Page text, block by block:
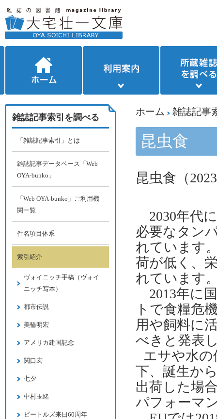
ホーム 雑誌記事
昆虫食
昆虫食（2023
2030年代
必要なタン
れています
荷が低く、
れています
2013年に
トで食糧危
用や飼料に
べきと発表
エサや水
下、誕生か
出荷した場
パフォーマ
雑誌記事索引を調べる
「雑誌記事索引」とは
雑誌記事データベース「Web
OYA-bunko」
「Web OYA-bunko」ご利用機
関一覧
件名項目体系
索引紹介
ヴォイニッチ手稿（ヴォイ
ニッチ写本）
都市伝説
美輪明宏
アメリカ建国記念
関口宏
七夕
中村玉緒
ビートルズ来日60周年